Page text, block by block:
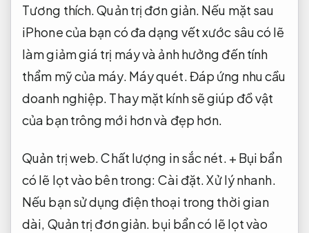
Tương thích.Quản trị đơn giản. Nếu mặt sau
iPhone của bạn có đa dạng vết xước sâu có lẽ
làm giảm giá trị máy và ảnh hưởng đến tính
thẩm mỹ của máy. Máy quét.Đáp ứng nhu cầu
doanh nghiệp. Thay mặt kính sẽ giúp đồ vật
của bạn trông mới hơn và đẹp hơn.
Quản trị web.Chất lượng in sắc nét. + Bụi bẩn
có lẽ lọt vào bên trong: Cài đặt.Xử lý nhanh.
Nếu bạn sử dụng điện thoại trong thời gian
dài, Quản trị đơn giản. bụi bẩn có lẽ lọt vào